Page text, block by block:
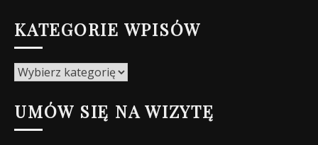
KATEGORIE WPISÓW
Kategorie
UMÓW SIĘ NA WIZYTĘ